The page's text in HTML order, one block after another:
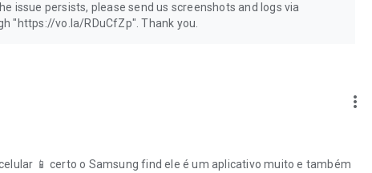
aplicação sem permitir as permissões opcionais.
issue persists, please send us screenshots and logs via
"https://vo.la/RDuCfZp". Thank you.
more_vert
📱 certo o Samsung find ele é um aplicativo muito e também